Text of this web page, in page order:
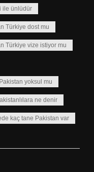
ile ünlüdür
Türkiye dost mu
Türkiye vize istiyor mu
Pakistan yoksul mu
ne denir
kaç tane Pakistan var